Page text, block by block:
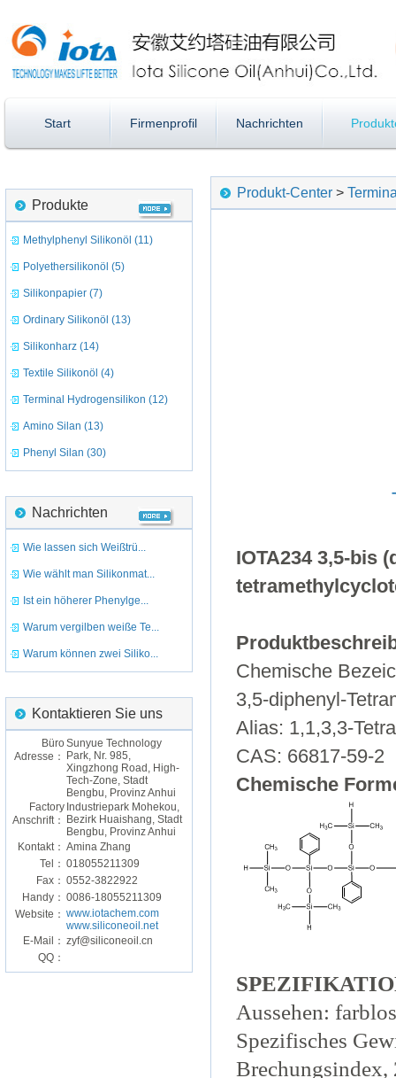
Start Firmenprofil Nachrichten
Produkte
Methylphenyl Silikonöl (11)
Polyethersilikonöl (5)
Silikonpapier (7)
Ordinary Silikonöl (13)
Silikonharz (14)
Textile Silikonöl (4)
Terminal Hydrogensilikon (12)
Amino Silan (13)
Phenyl Silan (30)
Nachrichten
Wie lassen sich Weißtrü...
Wie wählt man Silikonmat...
Ist ein höherer Phenylge...
Warum vergilben weiße Te...
Warum können zwei Siliko...
Kontaktieren Sie uns
Büro
Adresse：
Sunyue Technology
Park, Nr. 985,
Xingzhong Road, High-
Tech-Zone, Stadt
Bengbu, Provinz Anhui
Factory
Anschrift：
Industriepark Mohekou,
Bezirk Huaishang, Stadt
Bengbu, Provinz Anhui
Kontakt： Amina Zhang
Tel： 018055211309
Fax： 0552-3822922
Handy： 0086-18055211309
Website： www.iotachem.com
www.siliconeoil.net
E-Mail： zyf@siliconeoil.cn
QQ：
Produkt-Center >
IOTA234 3,5-bis
Chemische
3,5-diphenyl-
Alias: 1,1,3,3-
CAS: 66817-59-2
Chemische
Aussehen:
Spezifisches